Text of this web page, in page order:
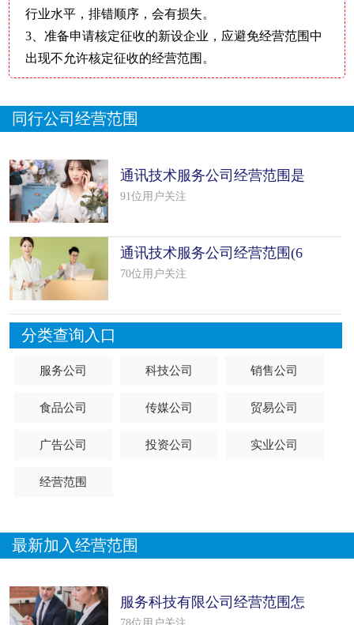
行业水平，排错顺序，会有损失。
3、准备申请核定征收的新设企业，应避免经营范围中
出现不允许核定征收的经营范围。
同行公司经营范围
通讯技术服务公司经营范围是
什么（精
91位用户关注
通讯技术服务公司经营范围(6
个范本
70位用户关注
分类查询入口
服务公司 科技公司 销售公司
食品公司 传媒公司 贸易公司
广告公司 投资公司 实业公司
经营范围
最新加入经营范围
服务科技有限公司经营范围怎
么填写（5个模板）